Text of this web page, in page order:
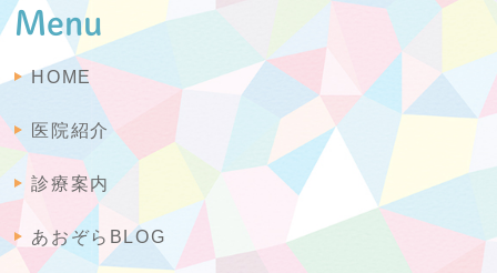
Menu
HOME
医院紹介
診療案内
あおぞらBLOG